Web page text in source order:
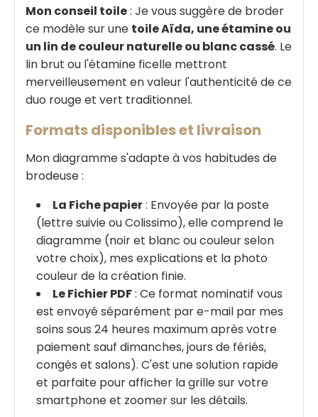
Mon conseil toile: Je vous suggère de broder
ce modèle sur une toile Aïda, une étamine ou
un lin de couleur naturelle ou blanc cassé. Le
lin brut ou l'étamine ficelle mettront
merveilleusement en valeur l'authenticité de ce
duo rouge et vert traditionnel.
Formats disponibles et livraison
Mon diagramme s'adapte à vos habitudes de
brodeuse :
La Fiche papier: Envoyée par la poste
(lettre suivie ou Colissimo), elle comprend le
diagramme (noir et blanc ou couleur selon
votre choix), mes explications et la photo
couleur de la création finie.
Le Fichier PDF: Ce format nominatif vous
est envoyé séparément par e-mail par mes
soins sous 24 heures maximum après votre
paiement sauf dimanches, jours de fériés,
congés et salons). C'est une solution rapide
et parfaite pour afficher la grille sur votre
smartphone et zoomer sur les détails.